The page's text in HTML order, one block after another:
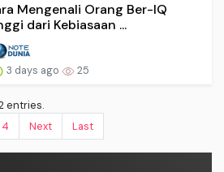
Mengenali Orang Ber-IQ
dari Kebiasaan ...
3 days ago 25
entries.
4 Next Last